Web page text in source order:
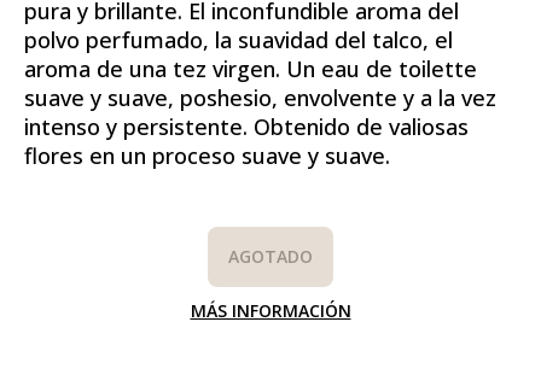
pura y brillante. El inconfundible aroma del
polvo perfumado, la suavidad del talco, el
aroma de una tez virgen. Un eau de toilette
suave y suave, poshesio, envolvente y a la vez
intenso y persistente. Obtenido de valiosas
flores en un proceso suave y suave.
AGOTADO
MÁS INFORMACIÓN